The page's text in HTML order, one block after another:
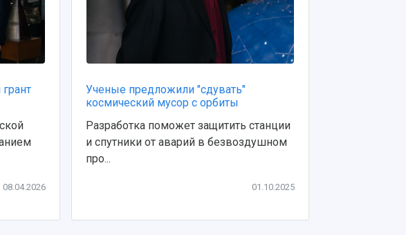
08.04.2026
Ученые предложили "сдувать"
космический мусор с орбиты
Разработка поможет защитить станции
и спутники от аварий в безвоздушном
про...
01.10.2025